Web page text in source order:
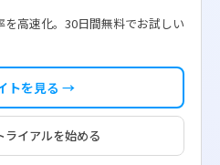
高速化。30日間無料でお試しい
トを見る →
ライアルを始める